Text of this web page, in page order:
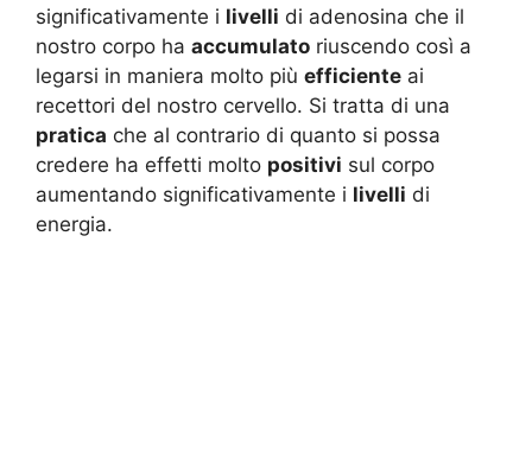
significativamente i livelli di adenosina che il
nostro corpo ha accumulato riuscendo così a
legarsi in maniera molto più efficiente ai
recettori del nostro cervello. Si tratta di una
pratica che al contrario di quanto si possa
credere ha effetti molto positivi sul corpo
aumentando significativamente i livelli di
energia.